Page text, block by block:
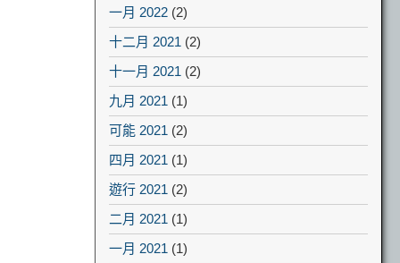
一月 2022 (2)
十二月 2021 (2)
十一月 2021 (2)
九月 2021 (1)
可能 2021 (2)
四月 2021 (1)
遊行 2021 (2)
二月 2021 (1)
一月 2021 (1)